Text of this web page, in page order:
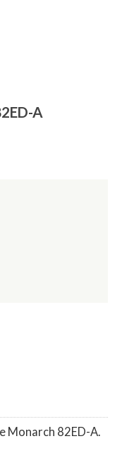
A
Monarch 82ED-A.